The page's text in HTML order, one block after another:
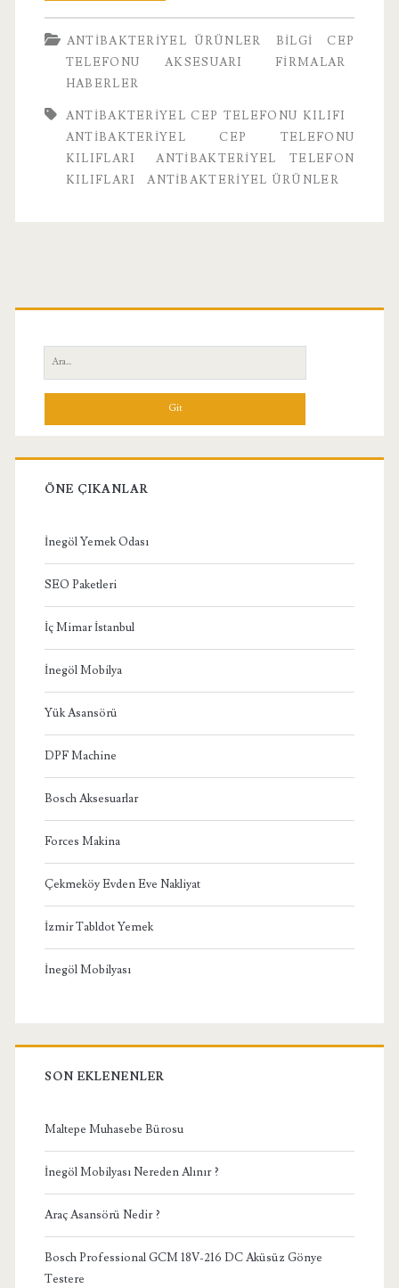
Telefon
Kılıfları
ANTIBAKTERIYEL ÜRÜNLER BILGI
CEP
TELEFONU AKSESUARI
FIRMALAR
HABERLER
ANTIBAKTERIYEL CEP TELEFONU KILIFI
ANTIBAKTERIYEL CEP TELEFONU
KILIFLARI
ANTIBAKTERIYEL TELEFON
KILIFLARI
ANTIBAKTERIYEL ÜRÜNLER
Birincil
Yan
Menü
Ara:
ÖNE ÇIKANLAR
İnegöl Yemek Odası
SEO Paketleri
İç Mimar İstanbul
İnegöl Mobilya
Yük Asansörü
DPF Machine
Bosch Aksesuarlar
Forces Makina
Çekmeköy Evden Eve Nakliyat
İzmir Tabldot Yemek
İnegöl Mobilyası
SON EKLENENLER
Maltepe Muhasebe Bürosu
İnegöl Mobilyası Nereden Alınır ?
Araç Asansörü Nedir ?
Bosch Professional GCM 18V-216 DC Aküsüz Gönye
Testere